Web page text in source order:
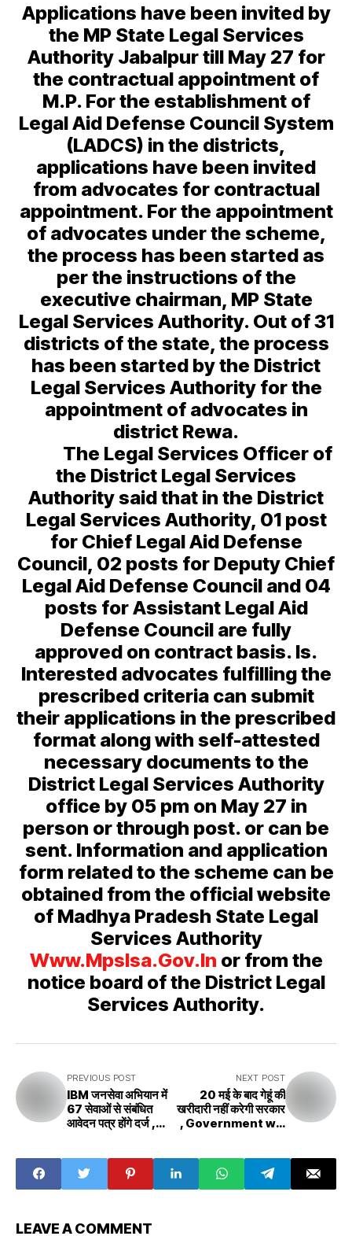
Applications have been invited by
the MP State Legal Services
Authority Jabalpur till May 27 for
the contractual appointment of
M.P. For the establishment of
Legal Aid Defense Council System
(LADCS) in the districts,
applications have been invited
from advocates for contractual
appointment. For the appointment
of advocates under the scheme,
the process has been started as
per the instructions of the
executive chairman, MP State
Legal Services Authority. Out of 31
districts of the state, the process
has been started by the District
Legal Services Authority for the
appointment of advocates in
district Rewa.
The Legal Services Officer of
the District Legal Services
Authority said that in the District
Legal Services Authority, 01 post
for Chief Legal Aid Defense
Council, 02 posts for Deputy Chief
Legal Aid Defense Council and 04
posts for Assistant Legal Aid
Defense Council are fully
approved on contract basis. Is.
Interested advocates fulfilling the
prescribed criteria can submit
their applications in the prescribed
format along with self-attested
necessary documents to the
District Legal Services Authority
office by 05 pm on May 27 in
person or through post. or can be
sent. Information and application
form related to the scheme can be
obtained from the official website
of Madhya Pradesh State Legal
Services Authority
Www.mpslsa.gov.in or from the
notice board of the District Legal
Services Authority.
PREVIOUS POST
IBM जनसेवा अभियान में
67 सेवाओं से संबंधित
आवेदन पत्र होंगे दर्ज ,
services will be
filed in IBM public
service campaign
NEXT POST
20 मई के बाद गेहूं की
खरीदारी नहीं करेगी सरकार
, Government will
LEAVE A COMMENT